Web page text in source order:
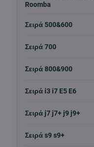
Roomba
Σειρά 500&600
Σειρά 700
Σειρά 800&900
Σειρά i3 i7 E5 E6
Σειρά j7 j7+ j9 j9+
Σειρά s9 s9+